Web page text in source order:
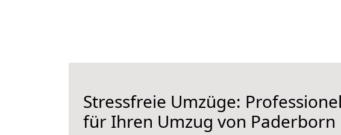
Stressfreie Umzüge:
für Ihren Umzug von Paderborn